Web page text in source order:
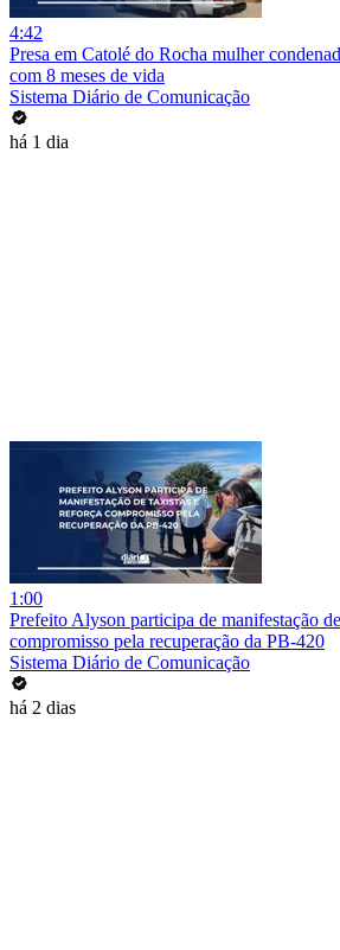
4:42
Presa em Catolé do Rocha mulher
com 8 meses de vida
Sistema Diário de Comunicação
há 1 dia
1:00
Prefeito Alyson participa de manifestação
compromisso pela recuperação da PB-420
Sistema Diário de Comunicação
há 2 dias